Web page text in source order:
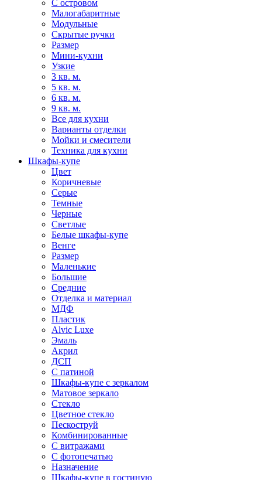
С островом
Малогабаритные
Модульные
Скрытые ручки
Размер
Мини-кухни
Узкие
3 кв. м.
5 кв. м.
6 кв. м.
9 кв. м.
Все для кухни
Варианты отделки
Мойки и смесители
Техника для кухни
Шкафы-купе
Цвет
Коричневые
Серые
Темные
Черные
Светлые
Белые шкафы-купе
Венге
Размер
Маленькие
Большие
Средние
Отделка и материал
МДФ
Пластик
Alvic Luxe
Эмаль
Акрил
ДСП
С патиной
Шкафы-купе с зеркалом
Матовое зеркало
Стекло
Цветное стекло
Пескоструй
Комбинированные
С витражами
С фотопечатью
Назначение
Шкафы-купе в гостиную